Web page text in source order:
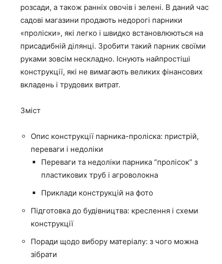
розсади, а також ранніх овочів і зелені. В даний час
садові магазини продають недорогі парники
«проліски», які легко і швидко встановлюються на
присадибній ділянці. Зробити такий парник своїми
руками зовсім нескладно. Існують найпростіші
конструкції, які не вимагають великих фінансових
вкладень і трудових витрат.
Зміст
Опис конструкції парника-проліска: пристрій,
переваги і недоліки
Переваги та недоліки парника “пролісок” з
пластикових труб і агроволокна
Приклади конструкцій на фото
Підготовка до будівництва: креслення і схеми
конструкції
Поради щодо вибору матеріалу: з чого можна
зібрати